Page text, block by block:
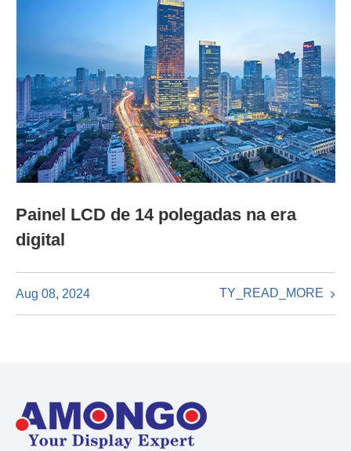
Painel LCD de 14 polegadas na era
digital
Aug 08, 2024 TY_READ_MORE